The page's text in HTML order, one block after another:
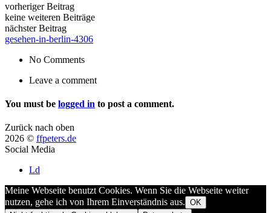
vorheriger Beitrag
keine weiteren Beiträge
nächster Beitrag
gesehen-in-berlin-4306
No Comments
Leave a comment
You must be logged in to post a comment.
Zurück nach oben
2026 © ffpeters.de
Social Media
Ld
Meine Webseite benutzt Cookies. Wenn Sie die Webseite weiter
nutzen, gehe ich von Ihrem Einverständnis aus. OK